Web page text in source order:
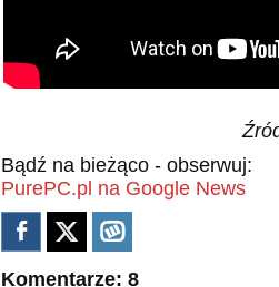
Bądź na bieżąco - obserwuj:
PurePC.pl na Google News
Komentarze: 8